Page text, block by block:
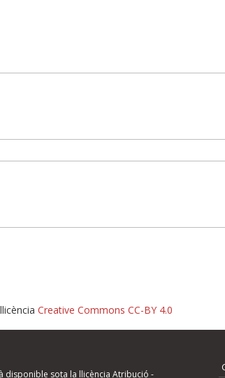
d'errors
Creative Commons CC-BY 4.0
disponible sota la llicència Atribució -